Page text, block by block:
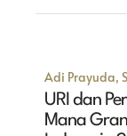
Adi Prayuda,
URI dan
Mana